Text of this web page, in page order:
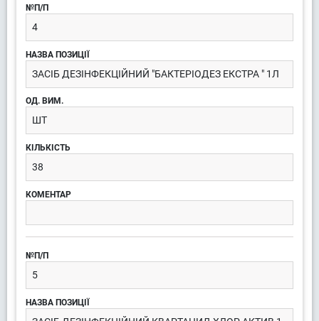
4
ЗАСІБ ДЕЗІНФЕКЦІЙНИЙ "БАКТЕРІОДЕЗ ЕКСТРА " 1Л
ШТ
38
5